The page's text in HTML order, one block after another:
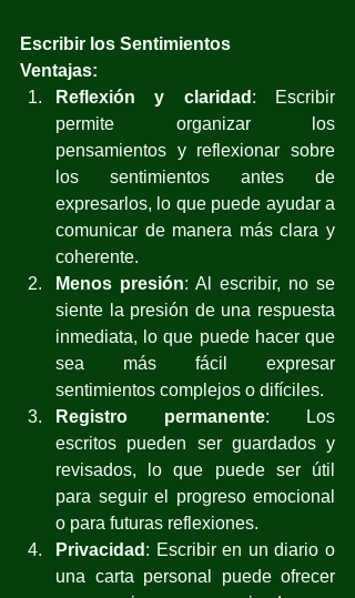
Escribir los Sentimientos
Ventajas:
Reflexión y claridad : Escribir
permite organizar los
pensamientos y reflexionar sobre
los sentimientos antes de
expresarlos, lo que puede ayudar a
comunicar de manera más clara y
coherente.
Menos presión: Al escribir, no se
siente la presión de una respuesta
inmediata, lo que puede hacer que
sea más fácil expresar
sentimientos complejos o difíciles.
Registro permanente: Los
escritos pueden ser guardados y
revisados, lo que puede ser útil
para seguir el progreso emocional
o para futuras reflexiones.
Privacidad : Escribir en un diario o
una carta personal puede ofrecer